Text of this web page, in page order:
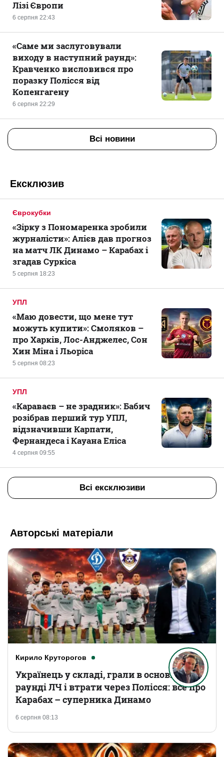
6 серпня 22:43
Лізі Європи
6 серпня 22:29
«Саме ми заслуговували
виходу в наступний раунд»:
Кравченко висловився про
поразку Полісся від
Копенгагену
Всі новини
Ексклюзив
Єврокубки
5 серпня 18:23
«Зірку з Пономаренка зробили
журналісти»: Алієв дав прогноз
на матч ЛК Динамо – Карабах і
згадав Суркіса
УПЛ
5 серпня 08:23
«Маю довести, що мене тут
можуть купити»: Смоляков –
про Харків, Лос-Анджелес, Сон
Хин Міна і Льоріса
УПЛ
4 серпня 09:55
«Караваєв – не зрадник»: Бабич
розібрав перший тур УПЛ,
відзначивши Карпати,
Фернандеса і Кауана Еліса
Всі ексклюзиви
Авторські матеріали
Кирило Круторогов
6 серпня 08:13
Українець у складі, грали в основному
раунді ЛЧ і втрати через Полісся: все про
Карабах – суперника Динамо